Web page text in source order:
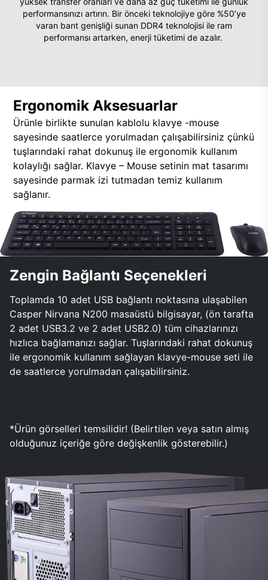
performansınızı artırın. Bir önceki teknolojiye göre %50’ye
varan bant genişliği sunan DDR4 teknolojisi ile ram
performansı artarken, enerji tüketimi de azalır.
Ergonomik Aksesuarlar
Ürünle birlikte sunulan kablolu klavye -mouse
sayesinde saatlerce yorulmadan çalışabilirsiniz çünkü
tuşlarındaki rahat dokunuş ile ergonomik kullanım
kolaylığı sağlar. Klavye – Mouse setinin mat tasarımı
sayesinde parmak izi tutmadan temiz kullanım
sağlanır.
Zengin Bağlantı Seçenekleri
Toplamda 10 adet USB bağlantı noktasına ulaşabilen
Casper Nirvana N200 masaüstü bilgisayar, (ön tarafta
2 adet USB3.2 ve 2 adet USB2.0) tüm cihazlarınızı
hızlıca bağlamanızı sağlar. Tuşlarındaki rahat dokunuş
ile ergonomik kullanım sağlayan klavye-mouse seti ile
de saatlerce yorulmadan çalışabilirsiniz.
*Ürün görselleri temsilidir! (Belirtilen veya satın almış
olduğunuz içeriğe göre değişkenlik gösterebilir.)